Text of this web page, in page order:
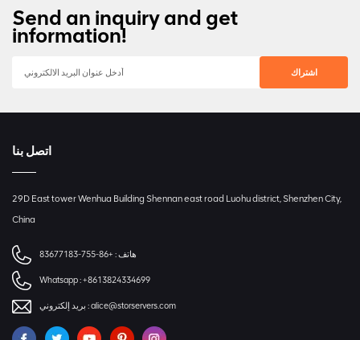
Send an inquiry and get
information!
اتصل بنا
29D East tower Wenhua Building Shennan east road Luohu district, Shenzhen City,
China
هاتف : +86-755-83677183
Whatsapp :+8613824334699
بريد إلكتروني :alice@storservers.com